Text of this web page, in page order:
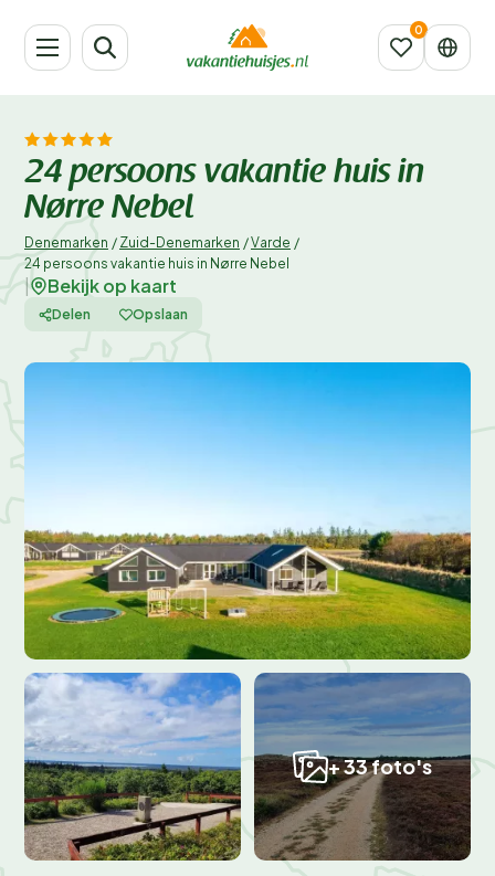
24 persoons vakantie huis in
Nørre Nebel
Denemarken / Zuid-Denemarken /Varde /
24 persoons vakantie huis in Nørre Nebel
Bekijk op kaart
Delen Opslaan
+ 33 foto's